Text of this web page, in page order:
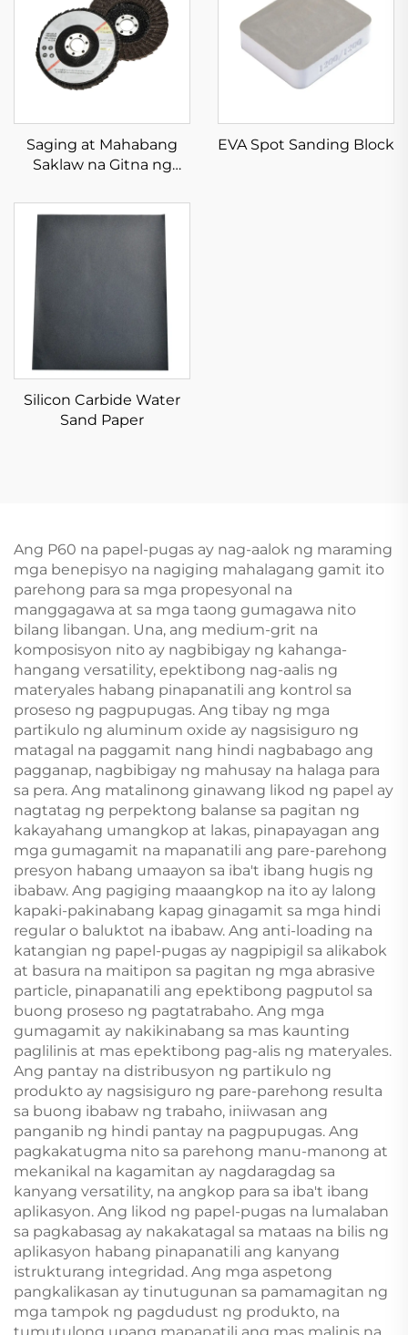
Saging at Mahabang
Saklaw na Gitna ng
EVA Spot Sanding Block
Silicon Carbide Water
Sand Paper
Ang P60 na papel-pugas ay nag-aalok ng maraming
mga benepisyo na nagiging mahalagang gamit ito
parehong para sa mga propesyonal na
manggagawa at sa mga taong gumagawa nito
bilang libangan. Una, ang medium-grit na
komposisyon nito ay nagbibigay ng kahanga-
hangang versatility, epektibong nag-aalis ng
materyales habang pinapanatili ang kontrol sa
proseso ng pagpupugas. Ang tibay ng mga
partikulo ng aluminum oxide ay nagsisiguro ng
matagal na paggamit nang hindi nagbabago ang
pagganap, nagbibigay ng mahusay na halaga para
sa pera. Ang matalinong ginawang likod ng papel ay
nagtatag ng perpektong balanse sa pagitan ng
kakayahang umangkop at lakas, pinapayagan ang
mga gumagamit na mapanatili ang pare-parehong
presyon habang umaayon sa iba't ibang hugis ng
ibabaw. Ang pagiging maaangkop na ito ay lalong
kapaki-pakinabang kapag ginagamit sa mga hindi
regular o baluktot na ibabaw. Ang anti-loading na
katangian ng papel-pugas ay nagpipigil sa alikabok
at basura na maitipon sa pagitan ng mga abrasive
particle, pinapanatili ang epektibong pagputol sa
buong proseso ng pagtatrabaho. Ang mga
gumagamit ay nakikinabang sa mas kaunting
paglilinis at mas epektibong pag-alis ng materyales.
Ang pantay na distribusyon ng partikulo ng
produkto ay nagsisiguro ng pare-parehong resulta
sa buong ibabaw ng trabaho, iniiwasan ang
panganib ng hindi pantay na pagpupugas. Ang
pagkakatugma nito sa parehong manu-manong at
mekanikal na kagamitan ay nagdaragdag sa
kanyang versatility, na angkop para sa iba't ibang
aplikasyon. Ang likod ng papel-pugas na lumalaban
sa pagkabasag ay nakakatagal sa mataas na bilis ng
aplikasyon habang pinapanatili ang kanyang
istrukturang integridad. Ang mga aspetong
pangkalikasan ay tinutugunan sa pamamagitan ng
mga tampok ng pagdudust ng produkto, na